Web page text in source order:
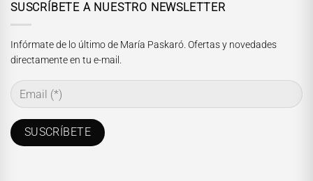
SUSCRÍBETE A NUESTRO NEWSLETTER
Infórmate de lo último de María Paskaró. Ofertas y novedades
directamente en tu e-mail.